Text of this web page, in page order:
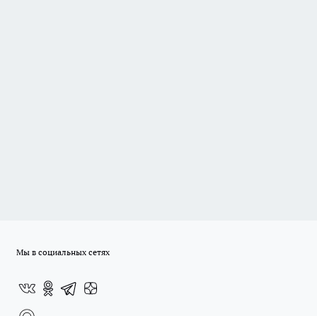
Мы в социальных сетях